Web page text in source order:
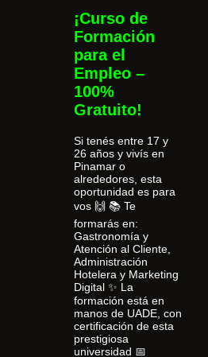
¡Curso de
Formación
para el
Empleo –
100%
Gratuito!
Si tenés entre 17 y
26 años y vivís en
Pinamar o
alrededores, esta
oportunidad es para
vos 🙌 📚 Te
formarás en:
Gastronomía y
Atención al Cliente,
Administración
Hotelera y Marketing
Digital ✨ La
formación está en
manos de UADE, con
certificación de esta
prestigiosa
universidad 📅